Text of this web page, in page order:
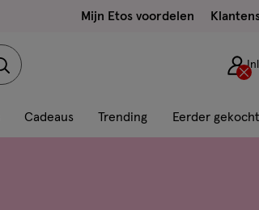
Mijn Etos voordelen
Cadeaus Trending Eerder gekocht